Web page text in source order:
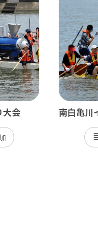
大会 南白亀川